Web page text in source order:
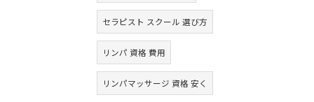
セラピスト スクール 選び方
リンパ 資格 費用
リンパマッサージ 資格 安く